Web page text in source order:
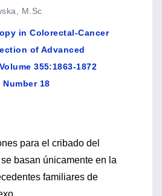
M.Sc
in Colorectal-Cancer
of Advanced
355:1863-1872
Number 18
para el cribado del
basan únicamente en la
familiares de